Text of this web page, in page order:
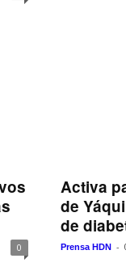
0
Activa
de
de
Prensa HDN -